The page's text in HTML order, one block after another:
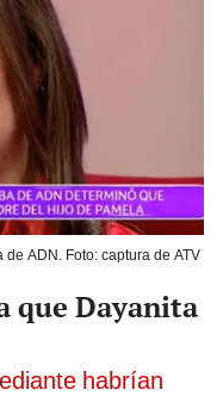
ADN. Foto: captura de ATV
que Dayanita
habrían